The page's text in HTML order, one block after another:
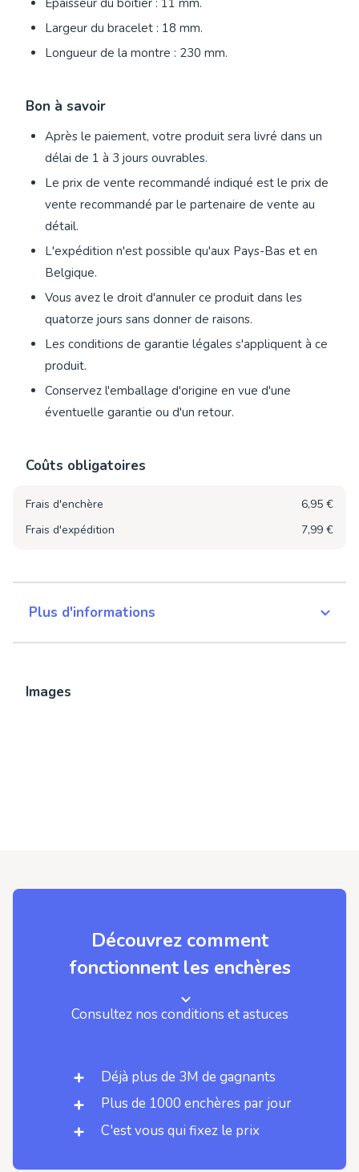
Épaisseur du boîtier : 11 mm.
Largeur du bracelet : 18 mm.
Longueur de la montre : 230 mm.
Bon à savoir
Après le paiement, votre produit sera livré dans un
délai de 1 à 3 jours ouvrables.
Le prix de vente recommandé indiqué est le prix de
vente recommandé par le partenaire de vente au
détail.
L'expédition n'est possible qu'aux Pays-Bas et en
Belgique.
Vous avez le droit d'annuler ce produit dans les
quatorze jours sans donner de raisons.
Les conditions de garantie légales s'appliquent à ce
produit.
Conservez l'emballage d'origine en vue d'une
éventuelle garantie ou d'un retour.
Coûts obligatoires
Frais d'enchère
6,95 €
Frais d'expédition
7,99 €
Plus d'informations
Images
Découvrez comment
fonctionnent les enchères
Consultez nos conditions et astuces
Déjà plus de 3M de gagnants
Plus de 1000 enchères par jour
C'est vous qui fixez le prix